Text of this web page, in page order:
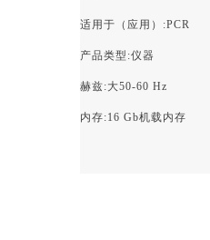
适用于（应用）:PCR
产品类型:仪器
赫兹:大50-60 Hz
内存:16 Gb机载内存